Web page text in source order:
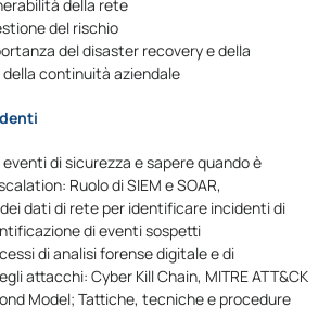
della rete
del rischio
del disaster recovery e della
continuità aziendale
di sicurezza e sapere quando è
Ruolo di SIEM e SOAR,
dati di rete per identificare incidenti di
di eventi sospetti
di analisi forense digitale e di
attacchi: Cyber ​​Kill Chain, MITRE ATT&CK
Model; Tattiche, tecniche e procedure